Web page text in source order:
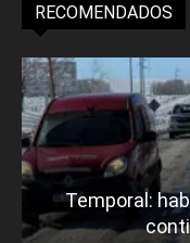
RECOMENDADOS
Temporal: